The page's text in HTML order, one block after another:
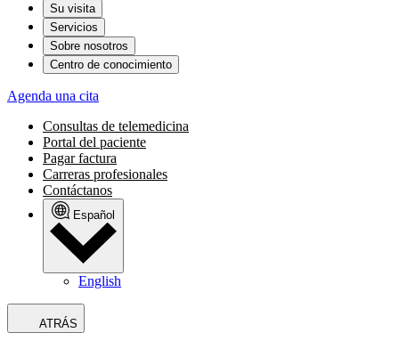
Su visita
Servicios
Sobre nosotros
Centro de conocimiento
Agenda una cita
Consultas de telemedicina
Portal del paciente
Pagar factura
Carreras profesionales
Contáctanos
Español
English
ATRÁS